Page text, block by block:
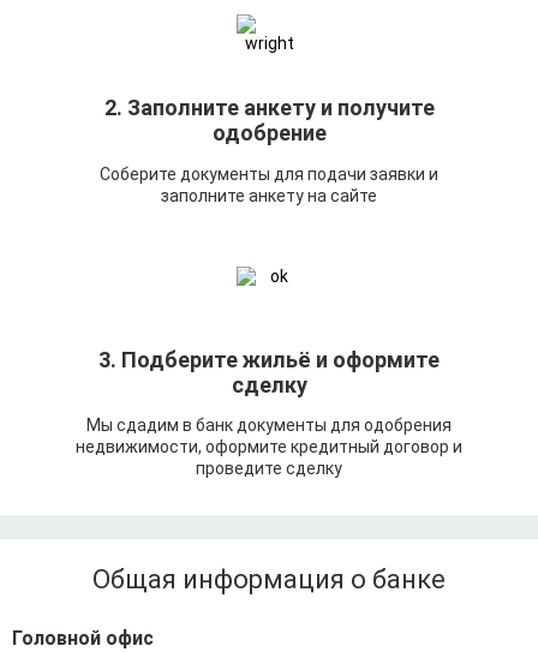
2. Заполните анкету и получите
одобрение
Соберите документы для подачи заявки и
заполните анкету на сайте
3. Подберите жильё и оформите
сделку
Мы сдадим в банк документы для одобрения
недвижимости, оформите кредитный договор и
проведите сделку
Общая информация о банке
Головной офис